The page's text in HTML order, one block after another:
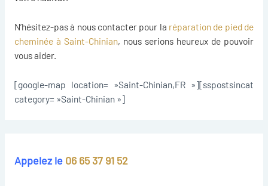
N’hésitez-pas à nous contacter pour la réparation de pied de
cheminée à Saint-Chinian, nous serions heureux de pouvoir
vous aider.
[google-map location= »Saint-Chinian,FR »][sspostsincat
category= »Saint-Chinian »]
Appelez le 06 65 37 91 52